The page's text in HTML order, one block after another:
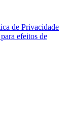
de Privacidade
efeitos de